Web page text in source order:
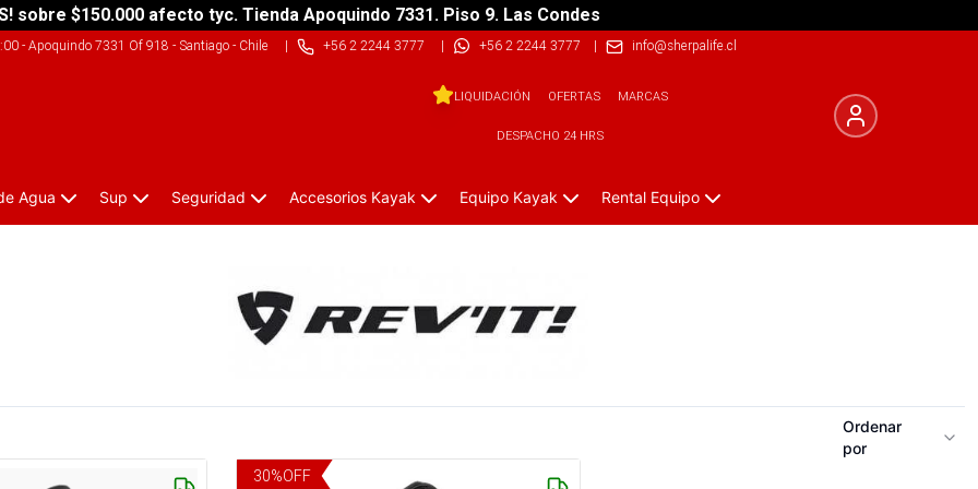
sobre $150.000 afecto tyc. Tienda Apoquindo 7331. Piso 9. Las Condes
- Apoquindo 7331 Of 918 - Santiago - Chile| +56 2 2244 3777 | +56 2 2244 3777 | info@sherpalife.cl
LIQUIDACIÓN OFERTAS MARCAS
DESPACHO 24 HRS
Agua Sup Seguridad Accesorios Kayak Equipo Kayak Rental Equipo
Ordenar
por
30%OFF